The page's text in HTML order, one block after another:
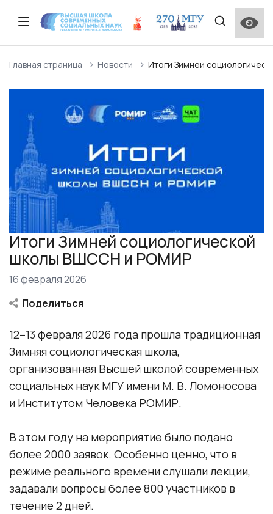
Описание факультета
Структура
Нормативные документы
Партнеры ВШССН
Прием 2026 года
Центральная приемная комиссия
Поступление иностранных граждан (外国用户入口)
Перевод и восстановление
ВШССН школьникам
Образовательные стандарты и
специализированные компетенции
Программа подготовки Бакалавриат
Программа подготовки Магистратура
Программа подготовки Аспирантура
Итоговая государственная аттестация
Практическая подготовка и НИР
Курсовые работы
Порядок прикрепления для подготовки
диссертации и сдачи кандидатских экзаменов
Сведения о наличии материально-технической
базы для использования инвалидами и лицами с
Особенности проведения вступительных
испытаний для лиц с ограниченными
возможностями здоровья
Сведения об адаптации ОПОП ВО для обучения
лиц с ограниченными возможностями здоровья
Научная деятельность
Международная научная конференция
«Ломоносов»
Социологическая школа ВШССН МГУ имени М. В.
Ломоносова
Приказ о создании ученого совета ВШССН МГУ
Поощрения и награды Московского
университета (нормативные документы)
Программы повышения квалификации
программы
Студенческий актив ВШССН МГУ
Мероприятия, проводимые на факультете ВШССН
МГУ
Общежитие
Отзывы работодателей
Лучшие выпускники
Личный кабинет студента и преподавателя МГУ
имени М.В. Ломоносова
Справочник первокурсника
Межфакультетские курсы
Порядок перехода на бюджетную форму
обучения
Количество вакантных бюджетных мест
О поселении иногородних абитуриентов в
общежитии МГУ им. М.В. Ломоносова
Главная страница Новости Итоги Зимней
Итоги Зимней социологической
школы ВШССН и РОМИР
16 февраля 2026
Поделиться
Facebook
Twitter
ВКонтакте
12–13 февраля 2026 года прошла традиционная
Зимняя социологическая школа,
организованная Высшей школой современных
социальных наук МГУ имени М. В. Ломоносова
и Институтом Человека РОМИР.
В этом году на мероприятие было подано
более 2000 заявок. Особенно ценно, что в
режиме реального времени слушали лекции,
задавали вопросы более 800 участников в
течение 2 дней.